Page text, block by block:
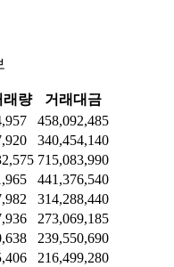
래량
거래대금
458,092,485
340,454,140
715,083,990
441,376,540
314,288,440
273,069,185
239,550,690
216,499,280